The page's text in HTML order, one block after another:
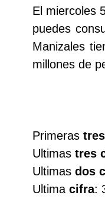
Astro
El miercoles
puedes
Manizales
millones de
Primeras
Ultimas tres
Ultimas dos
Ultima cifra: